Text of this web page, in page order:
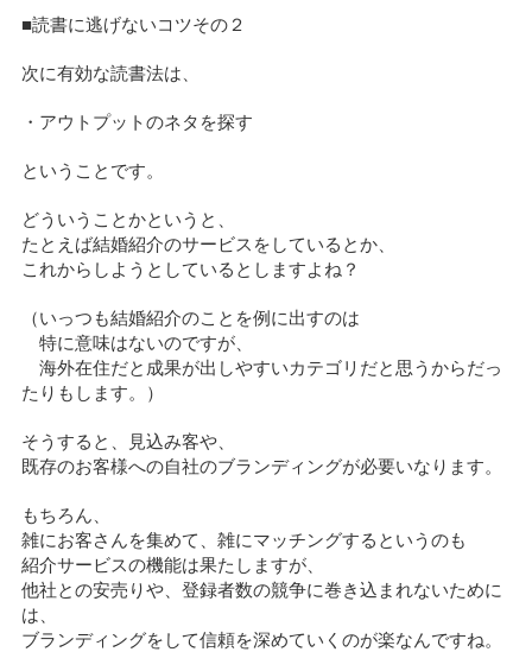
■読書に逃げないコツその２
次に有効な読書法は、
・アウトプットのネタを探す
ということです。
どういうことかというと、
たとえば結婚紹介のサービスをしているとか、
これからしようとしているとしますよね？
（いっつも結婚紹介のことを例に出すのは
特に意味はないのですが、
海外在住だと成果が出しやすいカテゴリだと思うからだっ
たりもします。）
そうすると、見込み客や、
既存のお客様への自社のブランディングが必要いなります。
もちろん、
雑にお客さんを集めて、雑にマッチングするというのも
紹介サービスの機能は果たしますが、
他社との安売りや、登録者数の競争に巻き込まれないために
は、
ブランディングをして信頼を深めていくのが楽なんですね。